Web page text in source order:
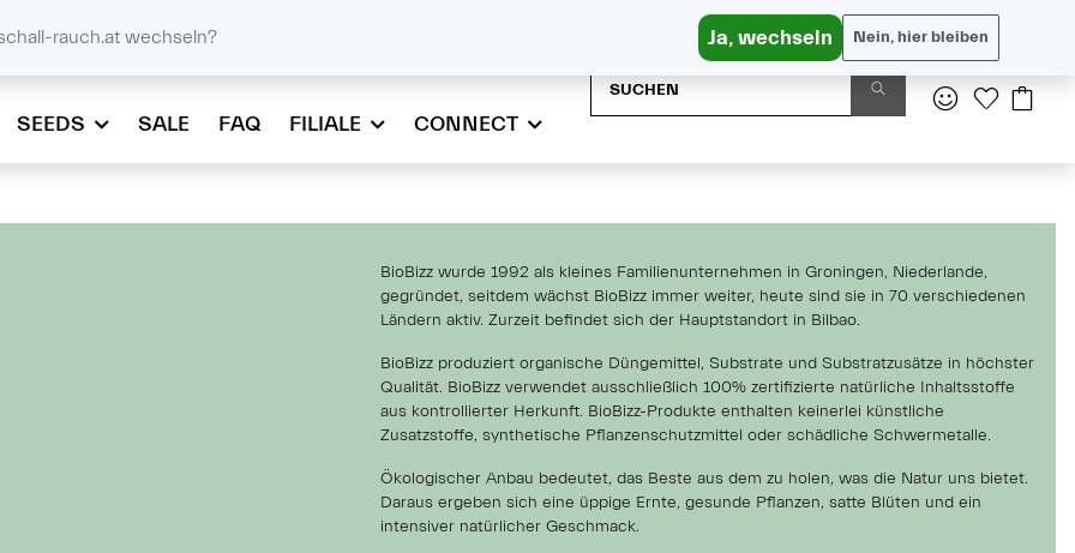
Versandkostenfrei in AT ab € 65, DE ab € 95
SEEDS SALE FAQ FILIALE CONNECT
BioBizz wurde 1992 als kleines Familienunternehmen in Groningen, Niederlande,
gegründet, seitdem wächst BioBizz immer weiter, heute sind sie in 70 verschiedenen
Ländern aktiv. Zurzeit befindet sich der Hauptstandort in Bilbao.
BioBizz produziert organische Düngemittel, Substrate und Substratzusätze in höchster
Qualität. BioBizz verwendet ausschließlich 100% zertifizierte natürliche Inhaltsstoffe
aus kontrollierter Herkunft. BioBizz-Produkte enthalten keinerlei künstliche
Zusatzstoffe, synthetische Pflanzenschutzmittel oder schädliche Schwermetalle.
Ökologischer Anbau bedeutet, das Beste aus dem zu holen, was die Natur uns bietet.
Daraus ergeben sich eine üppige Ernte, gesunde Pflanzen, satte Blüten und ein
intensiver natürlicher Geschmack.
rauch.at wechseln? Ja, wechseln Nein, hier bleiben